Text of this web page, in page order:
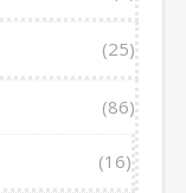
(25)
(86)
(16)